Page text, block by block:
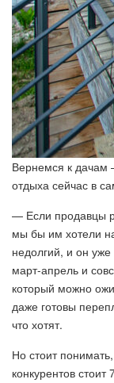
Вернемся к дачам
отдыха сейчас в
— Если продавцы
мы бы им хотели
недолгий, и он
март-апрель и
который можно
даже готовы
что хотят.
Но стоит
конкурентов